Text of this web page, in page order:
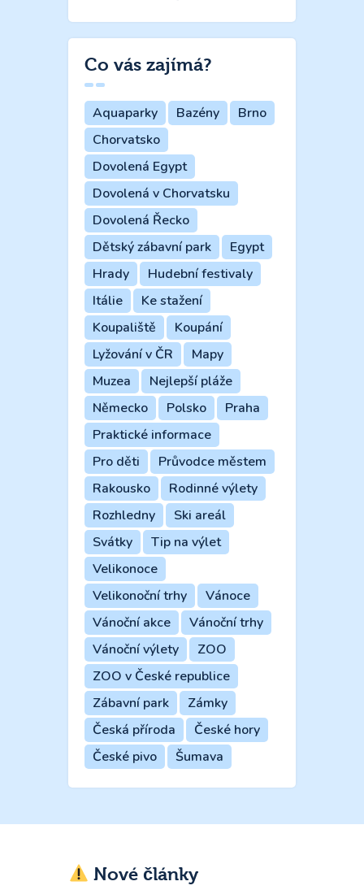
Co vás zajímá?
Aquaparky Bazény
Brno
Chorvatsko
Dovolená Egypt
Dovolená v Chorvatsku
Dovolená Řecko
Dětský zábavní park
Egypt
Hrady
Hudební festivaly
Itálie
Ke stažení
Koupaliště
Koupání
Lyžování v ČR
Mapy
Muzea
Nejlepší pláže
Německo
Polsko
Praha
Praktické informace
Pro děti
Průvodce městem
Rakousko
Rodinné výlety
Rozhledny
Ski areál
Svátky
Tip na výlet
Velikonoce
Velikonoční trhy
Vánoce
Vánoční akce
Vánoční trhy
Vánoční výlety
ZOO
ZOO v České republice
Zábavní park
Zámky
Česká příroda
České hory
České pivo
Šumava
Nové články